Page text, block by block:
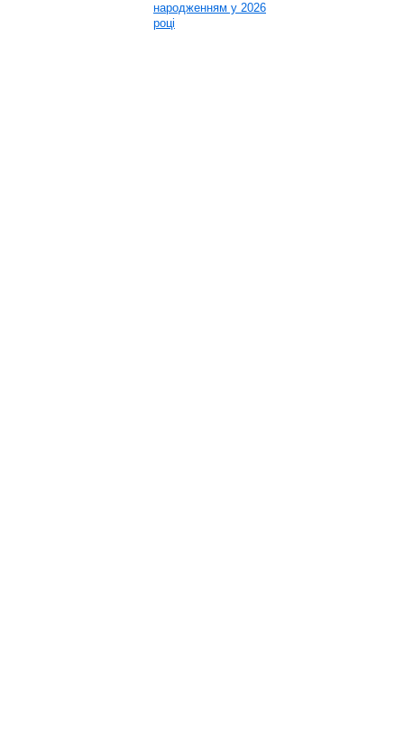
народженням у 2026
році